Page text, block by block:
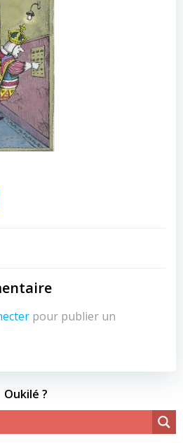
pour publier un
Oukilé ?